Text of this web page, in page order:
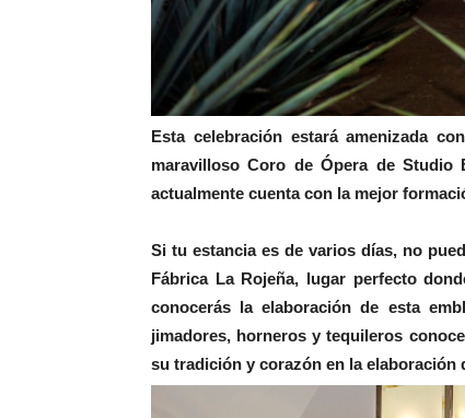
Esta celebración estará amenizada
maravilloso Coro de Ópera de
actualmente cuenta con la mejor
Si tu estancia es de varios días, no
Fábrica La Rojeña, lugar perfecto
conocerás la elaboración de esta
jimadores, horneros y tequileros
su tradición y corazón en la elaboración